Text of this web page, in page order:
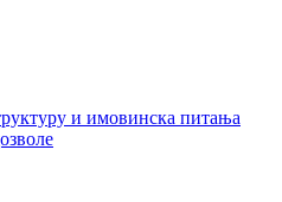
и имовинска питања